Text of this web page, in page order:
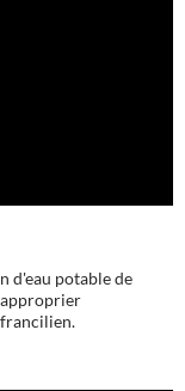
d'eau potable de